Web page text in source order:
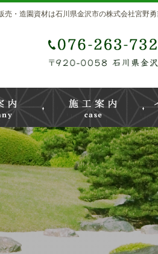
売・造園資材は石川県金沢市の株式会社宮野勇